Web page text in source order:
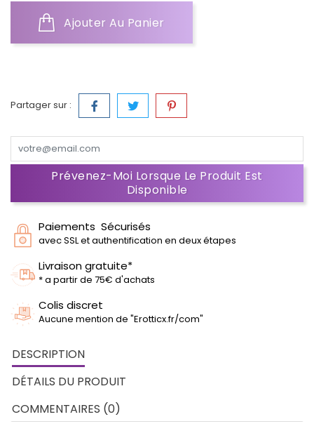
Ajouter Au Panier
Partager sur :
Prévenez-Moi Lorsque Le Produit Est
Disponible
Paiements Sécurisés
avec SSL et authentification en deux étapes
Livraison gratuite*
* a partir de 75€ d'achats
Colis discret
Aucune mention de "Erotticx.fr/com"
DESCRIPTION
DÉTAILS DU PRODUIT
COMMENTAIRES (0)